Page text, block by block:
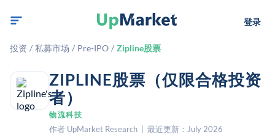
登录
投资 / 私募市场 / Pre-IPO / Zipline股票
ZIPLINE股票（仅限合格投资
者）
物流科技
作者 UpMarket Research | 最近更新：July 2026